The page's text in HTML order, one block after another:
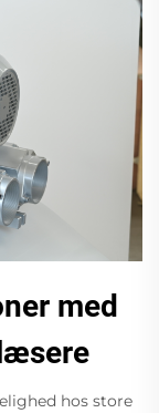
med
hos store